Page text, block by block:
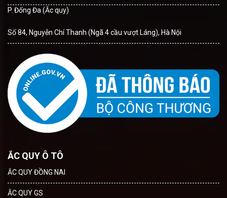
P. Đống Đa (Ắc quy)
Số 84, Nguyễn Chí Thanh (Ngã 4 cầu vượt Láng), Hà Nội
ẮC QUY Ô TÔ
ẮC QUY ĐỒNG NAI
ẮC QUY GS